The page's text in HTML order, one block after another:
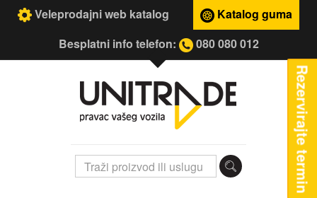
Veleprodajni web katalog
Katalog guma
Besplatni info telefon:
080 080 012
Rezervirajte termin